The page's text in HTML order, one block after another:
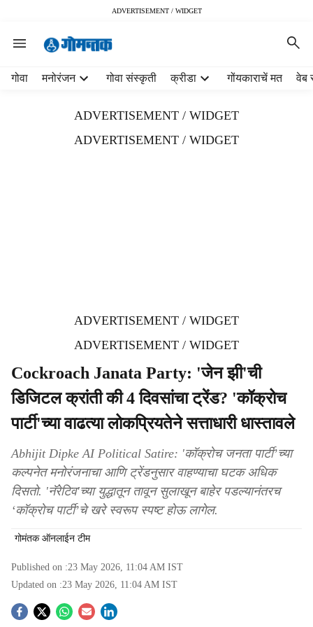
ADVERTISEMENT / WIDGET
गोवा मनोरंजन गोवा संस्कृती क्रीडा गोंयकाराचें मत वेब
ADVERTISEMENT / WIDGET
ADVERTISEMENT / WIDGET
ADVERTISEMENT / WIDGET
ADVERTISEMENT / WIDGET
Cockroach Janata Party: 'जेन झी'ची
डिजिटल क्रांती की 4 दिवसांचा ट्रेंड? 'कॉक्रोच
पार्टी'च्या वाढत्या लोकप्रियतेने सत्ताधारी धास्तावले
Abhijit Dipke AI Political Satire: 'कॉक्रोच जनता पार्टी’च्या
कल्पनेत मनोरंजनाचा आणि ट्रेंडनुसार वाहण्याचा घटक अधिक
दिसतो. 'नॅरेटिव'च्या युद्धातून तावून सुलाखून बाहेर पडल्यानंतरच
‘कॉक्रोच पार्टी’चे खरे स्वरूप स्पष्ट होऊ लागेल.
गोमंतक ऑनलाईन टीम
Published on :23 May 2026, 11:04 AM IST
Updated on :23 May 2026, 11:04 AM IST
S